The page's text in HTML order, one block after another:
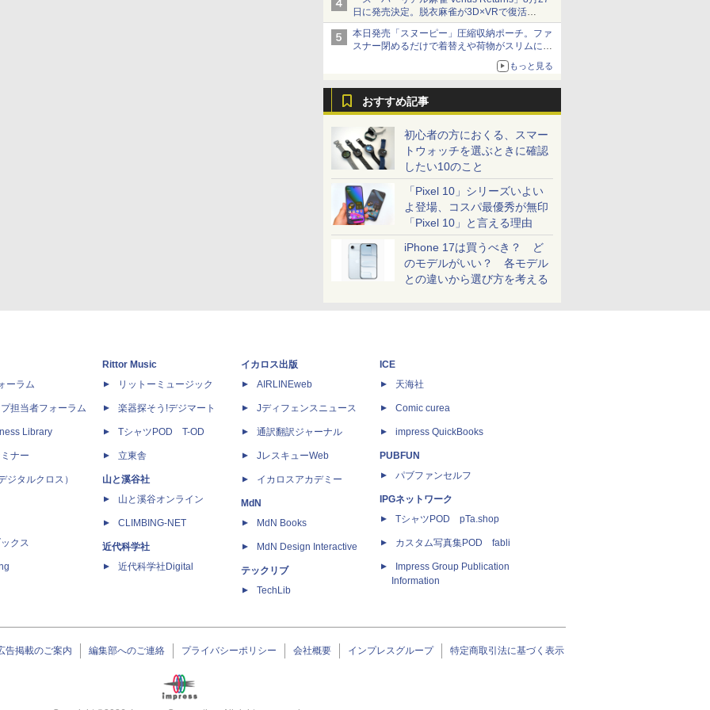
日に発売決定。脱衣麻雀が3D×VRで復活
発売から2週間は20%オフになるセールが実施
本日発売「スヌーピー」圧縮収納ポーチ。ファ
スナー閉めるだけで着替えや荷物がスリムにま
もっと見る
おすすめ記事
初心者の方におくる、スマー
トウォッチを選ぶときに確認
したい10のこと
「Pixel 10」シリーズいよい
よ登場、コスパ最優秀が無印
「Pixel 10」と言える理由
iPhone 17は買うべき？ ど
のモデルがいい？ 各モデル
との違いから選び方を考える
ーラム
担当者フォーラム
Library
ナー
ジタルクロス）
クス
Rittor Music
リットーミュージック
楽器探そう!デジマート
TシャツPOD T-OD
立東舎
山と溪谷社
山と溪谷オンライン
CLIMBING-NET
近代科学社
近代科学社Digital
イカロス出版
AIRLINEweb
Jディフェンスニュース
通訳翻訳ジャーナル
JレスキューWeb
イカロスアカデミー
MdN
MdN Books
MdN Design Interactive
テックリブ
TechLib
ICE
天海社
Comic curea
impress QuickBooks
PUBFUN
パブファンセルフ
IPGネットワーク
TシャツPOD pTa.shop
カスタム写真集POD fabli
Impress Group Publication
Information
告掲載のご案内 編集部へのご連絡 プライバシーポリシー 会社概要 インプレスグループ 特定商取引法に基づく表示